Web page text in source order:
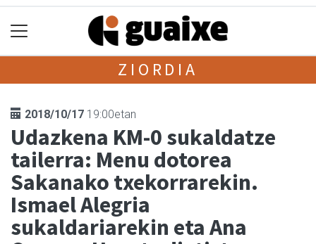
ZIORDIA
2018/10/17 19:00etan
Udazkena KM-0 sukaldatze
tailerra: Menu dotorea
Sakanako txekorrarekin.
Ismael Alegria
sukaldariarekin eta Ana